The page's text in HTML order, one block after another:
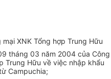
XNK Tổng hợp Trung Hữu
tháng 03 năm 2004 của Công
Trung Hữu về việc nhập khẩu
Campuchia;